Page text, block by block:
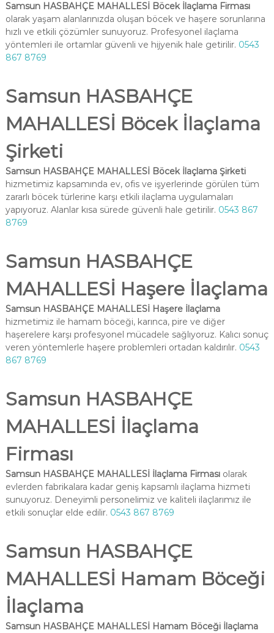
Samsun HASBAHÇE MAHALLESİ Böcek İlaçlama Firması
olarak yaşam alanlarınızda oluşan böcek ve haşere sorunlarına
hızlı ve etkili çözümler sunuyoruz. Profesyonel ilaçlama
yöntemleri ile ortamlar güvenli ve hijyenik hale getirilir. 0543
867 8769
Samsun HASBAHÇE
MAHALLESİ Böcek İlaçlama
Şirketi
Samsun HASBAHÇE MAHALLESİ Böcek İlaçlama Şirketi
hizmetimiz kapsamında ev, ofis ve işyerlerinde görülen tüm
zararlı böcek türlerine karşı etkili ilaçlama uygulamaları
yapıyoruz. Alanlar kısa sürede güvenli hale getirilir. 0543 867
8769
Samsun HASBAHÇE
MAHALLESİ Haşere İlaçlama
Samsun HASBAHÇE MAHALLESİ Haşere İlaçlama
hizmetimiz ile hamam böceği, karınca, pire ve diğer
haşerelere karşı profesyonel mücadele sağlıyoruz. Kalıcı sonuç
veren yöntemlerle haşere problemleri ortadan kaldırılır. 0543
867 8769
Samsun HASBAHÇE
MAHALLESİ İlaçlama
Firması
Samsun HASBAHÇE MAHALLESİ İlaçlama Firmasıolarak
evlerden fabrikalara kadar geniş kapsamlı ilaçlama hizmeti
sunuyoruz. Deneyimli personelimiz ve kaliteli ilaçlarımız ile
etkili sonuçlar elde edilir. 0543 867 8769
Samsun HASBAHÇE
MAHALLESİ Hamam Böceği
İlaçlama
Samsun HASBAHÇE MAHALLESİ Hamam Böceği İlaçlama